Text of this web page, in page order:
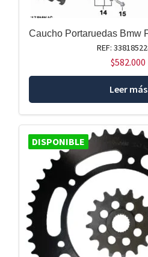
Caucho Portaruedas Bmw
REF:
$582.000
Leer más
DISPONIBLE